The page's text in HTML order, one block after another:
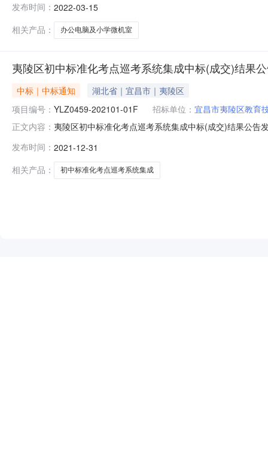
00分（北京时间）前提交响应文件。一、项目基本情况
发布时间： 2022-03-15
相关产品：
办公电脑及小学微机室
夷陵区初中标准化考点巡考系统集成中标(成交)结果
中标｜中标通知
湖北省｜宜昌市｜夷陵区
项目编号： YLZ0459-202101-01F 招标单位： 宜昌市夷陵区教育
正文内容： 夷陵区初中标准化考点巡考系统集成中标(成交)结果公
分公司供应商地址：宜昌市夷陵区发展大道103号中标
发布时间： 2021-12-31
相关产品：
初中标准化考点巡考系统集成